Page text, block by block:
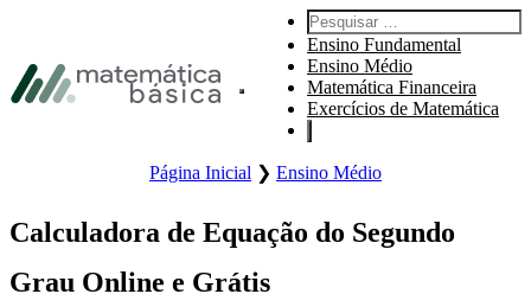
Abre o menu principal.
Pesquisar por:
Ensino Fundamental
Ensino Médio
Matemática Financeira
Exercícios de Matemática
Página Inicial ❯ Ensino Médio
Calculadora de Equação do Segundo
Grau Online e Grátis